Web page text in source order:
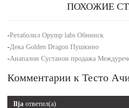
ПОХОЖИЕ
-Ретаболил Opymp labs Обнинск
-Дека Golden Dragon Пушкино
-Анапалон Сустанон продажа
Комментарии к Тесто
Ilja ответил(а)